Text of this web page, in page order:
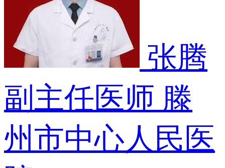
张腾
副主任医师 滕
州市中心人民医